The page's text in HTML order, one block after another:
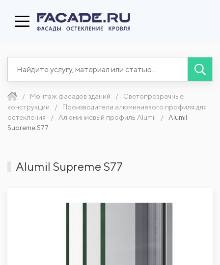
Монтаж фасадов зданий
Светопрозрачные
конструкции
Производители алюминиевого профиля для
остекления
Алюминиевый профиль Alumil
Alumil
Supreme S77
Alumil Supreme S77